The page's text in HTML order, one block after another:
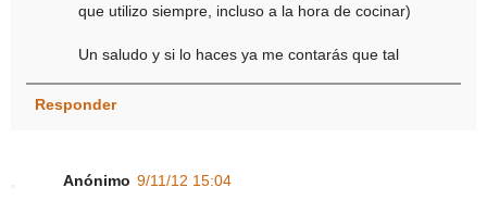
que utilizo siempre, incluso a la hora de cocinar)
Un saludo y si lo haces ya me contarás que tal
Responder
Anónimo 9/11/12 15:04